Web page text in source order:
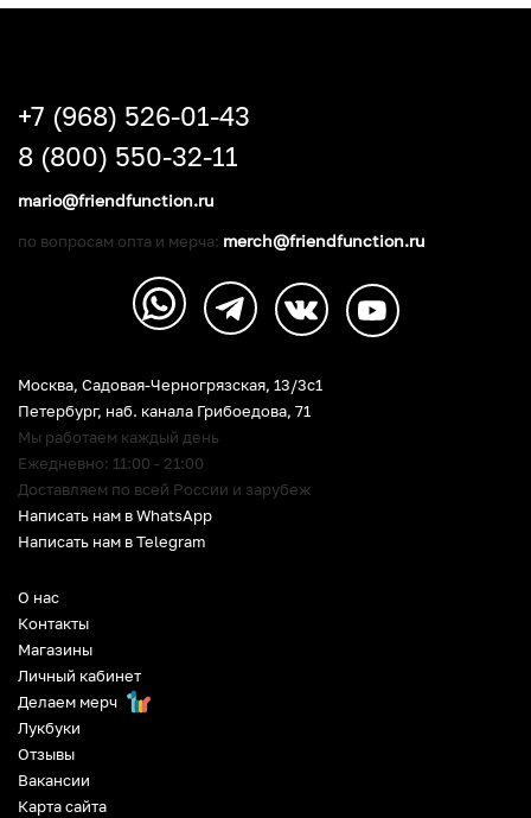
О нас
Контакты
Магазины
Личный кабинет
Делаем мерч
Лукбуки
Отзывы
Вакансии
Карта сайта
Москва, Садовая-Черногрязская, 13/3c1
Петербург, наб. канала Грибоедова, 71
Мы работаем каждый день
Ежедневно: 11:00 - 21:00
Доставляем по всей России и зарубеж
Написать нам в WhatsApp
Написать нам в Telegram
+7 (968) 526-01-43
8 (800) 550-32-11
mario@friendfunction.ru
по вопросам опта и мерча: merch@friendfunction.ru